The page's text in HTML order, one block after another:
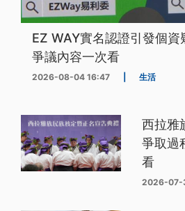
EZ WAY實名認證引發個資
爭議內容一次看
2026-08-04 16:47 生活
西拉雅
爭取過
看
2026-07-